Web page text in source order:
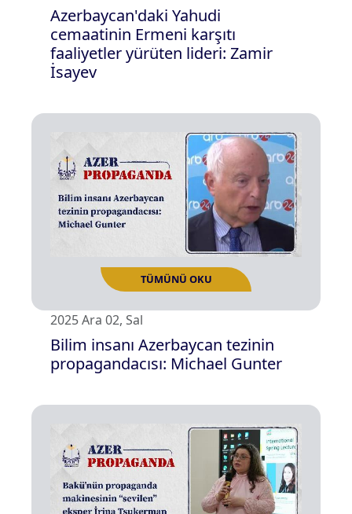
TÜMÜNÜ OKU
Azerbaycan'daki Yahudi
cemaatinin Ermeni karşıtı
faaliyetler yürüten lideri: Zamir
İsayev
TÜMÜNÜ OKU
2025 Ara 02, Sal
Bilim insanı Azerbaycan tezinin
propagandacısı: Michael Gunter